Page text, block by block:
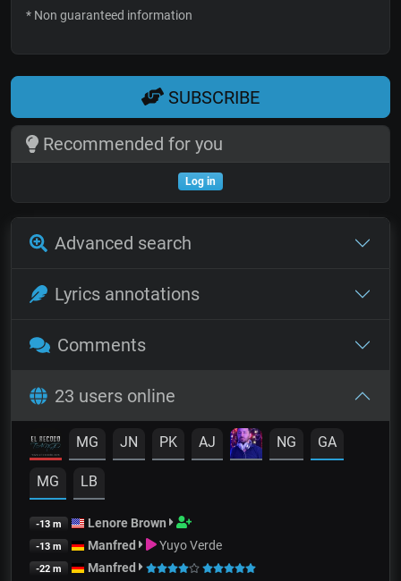
* Non guaranteed information
SUBSCRIBE
Recommended for you
Log in
Advanced search
Lyrics annotations
Comments
23 users online
MG JN PK AJ NG GA
MG LB
-13 m Lenore Brown
-13 m Manfred Yuyo Verde
-22 m Manfred